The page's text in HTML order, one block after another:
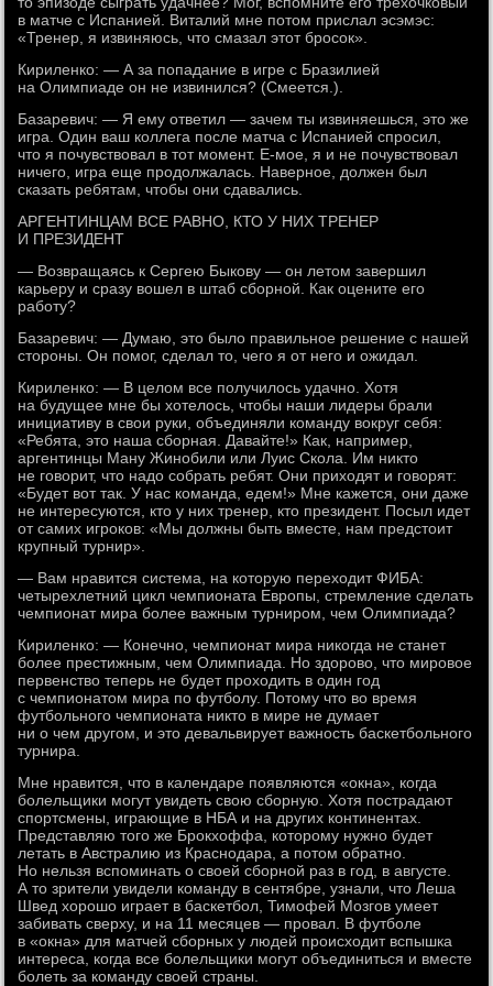
в матче с Испанией. Виталий мне потом прислал эсэмэс:
«Тренер, я извиняюсь, что смазал этот бросок».
Кириленко: — А за попадание в игре с Бразилией
на Олимпиаде он не извинился? (Смеется.).
Базаревич: — Я ему ответил — зачем ты извиняешься, это же
игра. Один ваш коллега после матча с Испанией спросил,
что я почувствовал в тот момент. Е-мое, я и не почувствовал
ничего, игра еще продолжалась. Наверное, должен был
сказать ребятам, чтобы они сдавались.
АРГЕНТИНЦАМ ВСЕ РАВНО, КТО У НИХ ТРЕНЕР
И ПРЕЗИДЕНТ
— Возвращаясь к Сергею Быкову — он летом завершил
карьеру и сразу вошел в штаб сборной. Как оцените его
работу?
Базаревич: — Думаю, это было правильное решение с нашей
стороны. Он помог, сделал то, чего я от него и ожидал.
Кириленко: — В целом все получилось удачно. Хотя
на будущее мне бы хотелось, чтобы наши лидеры брали
инициативу в свои руки, объединяли команду вокруг себя:
«Ребята, это наша сборная. Давайте!» Как, например,
аргентинцы Ману Жинобили или Луис Скола. Им никто
не говорит, что надо собрать ребят. Они приходят и говорят:
«Будет вот так. У нас команда, едем!» Мне кажется, они даже
не интересуются, кто у них тренер, кто президент. Посыл идет
от самих игроков: «Мы должны быть вместе, нам предстоит
крупный турнир».
— Вам нравится система, на которую переходит ФИБА:
четырехлетний цикл чемпионата Европы, стремление сделать
чемпионат мира более важным турниром, чем Олимпиада?
Кириленко: — Конечно, чемпионат мира никогда не станет
более престижным, чем Олимпиада. Но здорово, что мировое
первенство теперь не будет проходить в один год
с чемпионатом мира по футболу. Потому что во время
футбольного чемпионата никто в мире не думает
ни о чем другом, и это девальвирует важность баскетбольного
турнира.
Мне нравится, что в календаре появляются «окна», когда
болельщики могут увидеть свою сборную. Хотя пострадают
спортсмены, играющие в НБА и на других континентах.
Представляю того же Брокхоффа, которому нужно будет
летать в Австралию из Краснодара, а потом обратно.
Но нельзя вспоминать о своей сборной раз в год, в августе.
А то зрители увидели команду в сентябре, узнали, что Леша
Швед хорошо играет в баскетбол, Тимофей Мозгов умеет
забивать сверху, и на 11 месяцев — провал. В футболе
в «окна» для матчей сборных у людей происходит вспышка
интереса, когда все болельщики могут объединиться и вместе
болеть за команду своей страны.